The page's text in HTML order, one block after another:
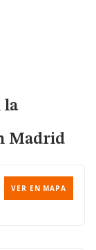
la
Madrid
VER EN MAPA